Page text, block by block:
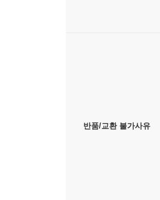
반품/교환 불가사유